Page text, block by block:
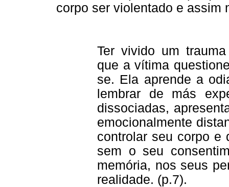
corpo ser violentado e assim
Ter vivido um
que a vítima
se. Ela aprende a
lembrar de más
dissociadas,
emocionalmente
controlar seu corpo e
sem o seu
memória, nos seus
realidade. (p.7).